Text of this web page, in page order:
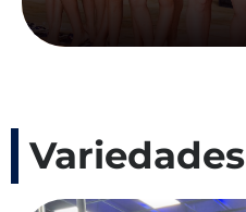
Variedades